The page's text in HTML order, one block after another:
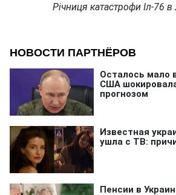
Річниця катастрофи Іл-76 в